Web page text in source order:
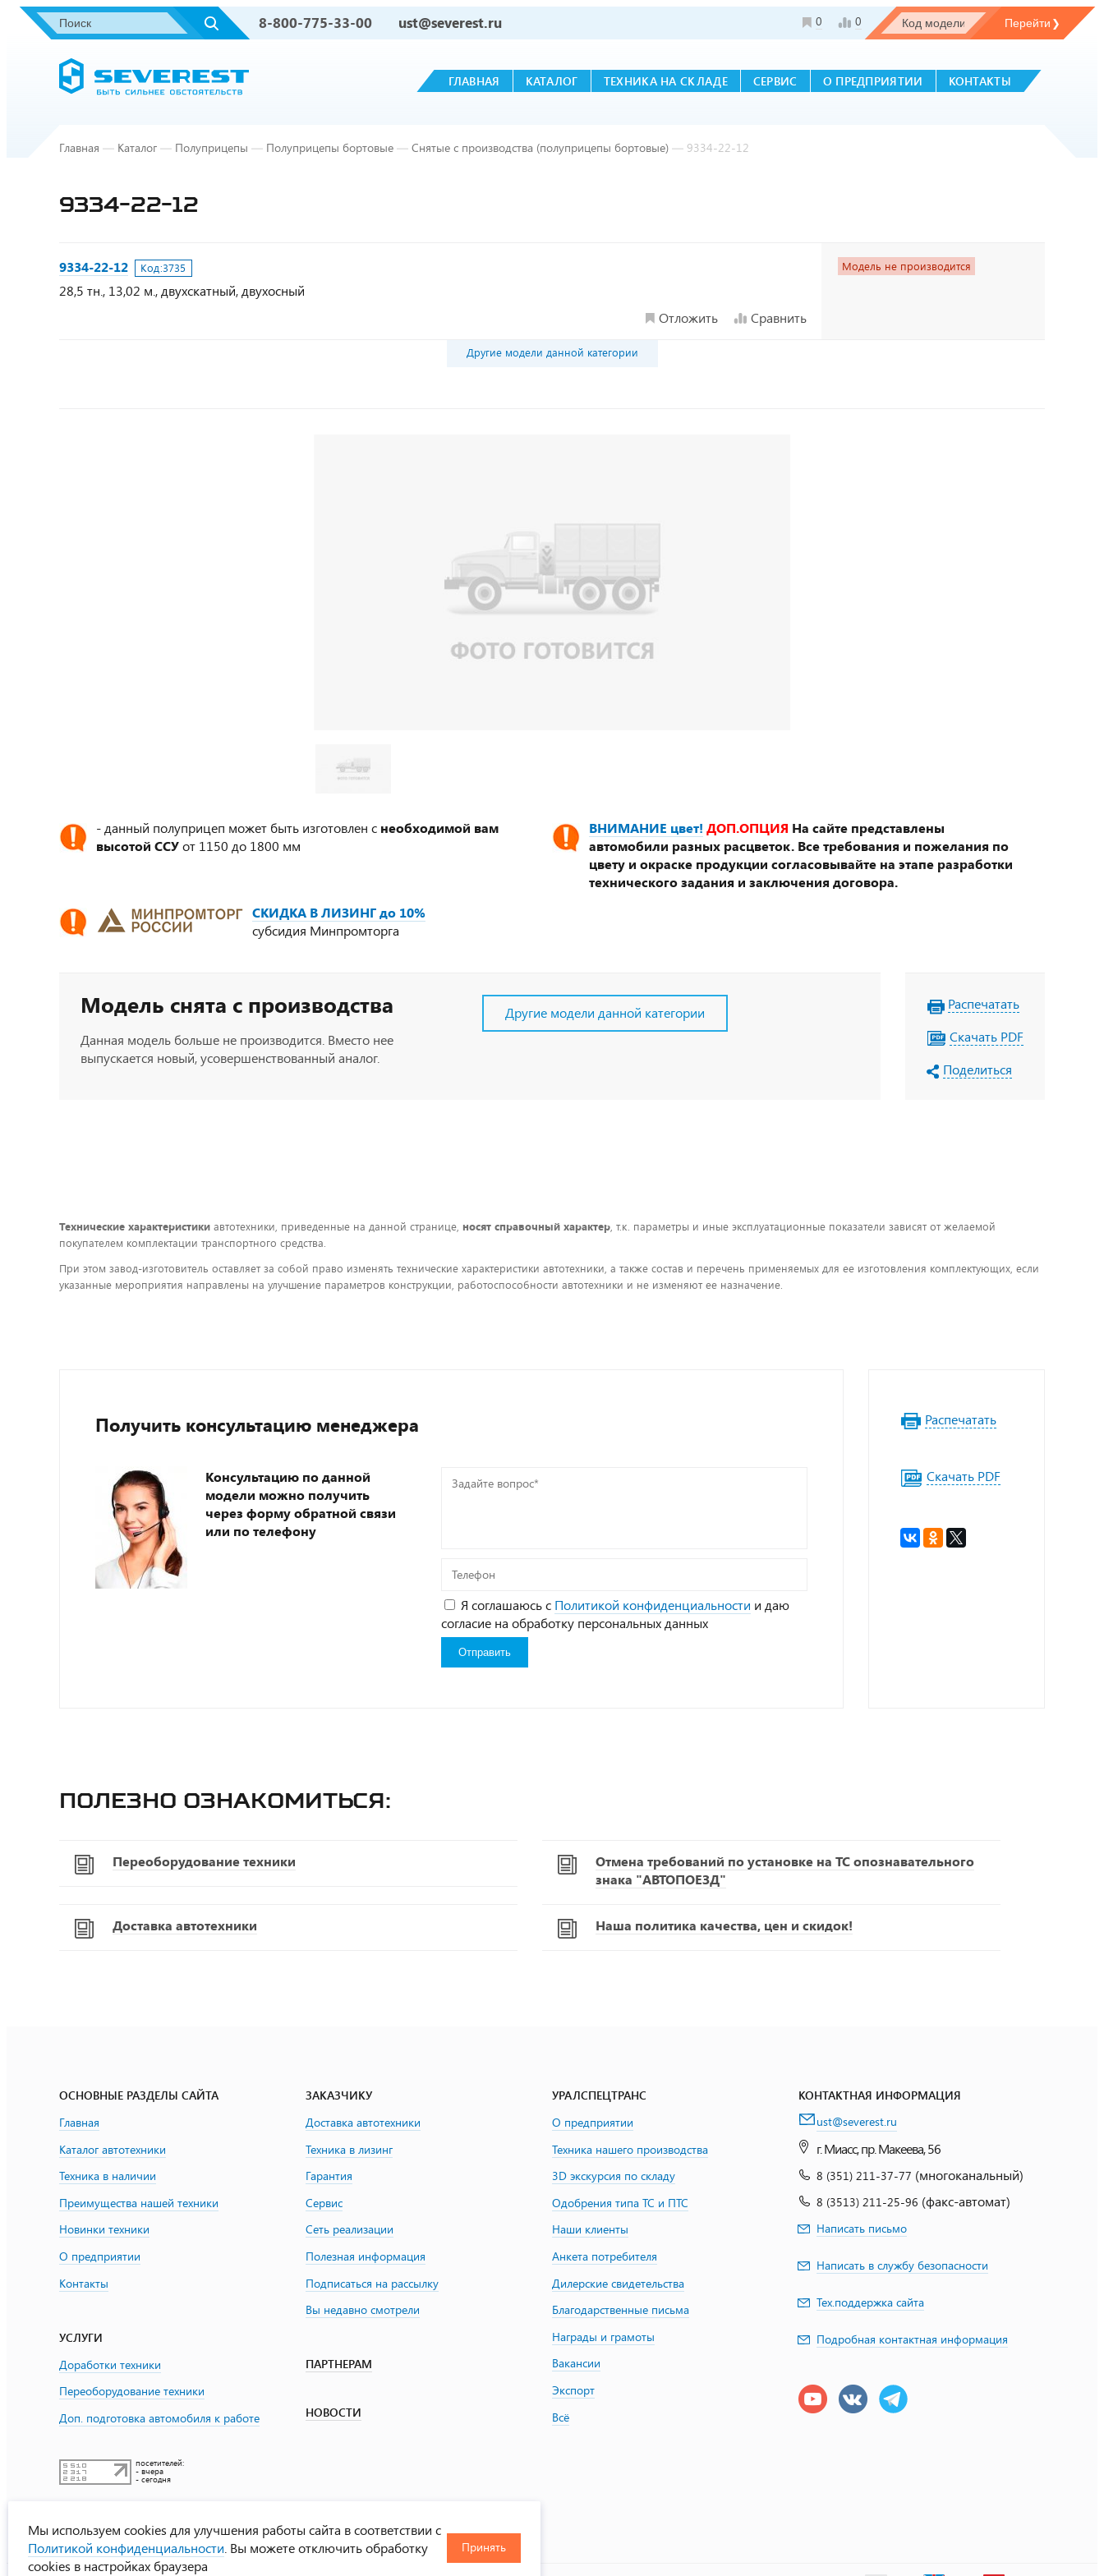
8-800-775-33-00 ust@severest.ru 0 0
ГЛАВНАЯ КАТАЛОГ ТЕХНИКА НА СКЛАДЕ СЕРВИС О ПРЕДПРИЯТИИ КОНТАКТЫ
Главная — Каталог — Полуприцепы — Полуприцепы бортовые — Снятые с производства (полуприцепы бортовые) — 9334-22-12
9334-22-12
9334-22-12 Код:3735
28,5 тн., 13,02 м., двухскатный, двухосный
Отложить
Сравнить
Модель не производится
Другие модели данной категории
- данный полуприцеп может быть изготовлен с необходимой вам
высотой ССУот 1150 до 1800 мм
ВНИМАНИЕ цвет! ДОП.ОПЦИЯ На сайте представлены
автомобили разных расцветок. Все требования и пожелания по
цвету и окраске продукции согласовывайте на этапе разработки
технического задания и заключения договора.
СКИДКА В ЛИЗИНГ до 10%
субсидия Минпромторга
Модель снята с производства
Данная модель больше не производится. Вместо нее
выпускается новый, усовершенствованный аналог.
Другие модели данной категории
Распечатать
Скачать PDF
Поделиться
Технические характеристики автотехники, приведенные на данной странице, носят справочный характер, т.к. параметры и иные эксплуатационные показатели зависят от желаемой
покупателем комплектации транспортного средства.
При этом завод-изготовитель оставляет за собой право изменять технические характеристики автотехники, а также состав и перечень применяемых для ее изготовления комплектующих, если
указанные мероприятия направлены на улучшение параметров конструкции, работоспособности автотехники и не изменяют ее назначение.
Получить консультацию менеджера
Консультацию по данной
модели можно получить
через форму обратной связи
или по телефону
Задайте
Телефон
Я соглашаюсь с Политикой конфиденциальности и даю
согласие на обработку персональных данных
Распечатать
Скачать PDF
Полезно ознакомиться:
Переоборудование техники
Отмена требований по установке на ТС опознавательного
знака "АВТОПОЕЗД"
Доставка автотехники Наша политика качества, цен и скидок!
ОСНОВНЫЕ РАЗДЕЛЫ САЙТА
Главная
Каталог автотехники
Техника в наличии
Преимущества нашей техники
Новинки техники
О предприятии
Контакты
УСЛУГИ
Доработки техники
Переоборудование техники
Доп. подготовка автомобиля к работе
посетителей:
- вчера
- сегодня
ЗАКАЗЧИКУ
Доставка автотехники
Техника в лизинг
Гарантия
Сервис
Сеть реализации
Полезная информация
Подписаться на рассылку
Вы недавно смотрели
ПАРТНЕРАМ
НОВОСТИ
УРАЛСПЕЦТРАНС
О предприятии
Техника нашего производства
3D экскурсия по складу
Одобрения типа ТС и ПТС
Наши клиенты
Анкета потребителя
Дилерские свидетельства
Благодарственные письма
Награды и грамоты
Вакансии
Экспорт
Всё
КОНТАКТНАЯ ИНФОРМАЦИЯ
ust@severest.ru
г. Миасс, пр. Макеева, 56
8 (351) 211-37-77 (многоканальный)
8 (3513) 211-25-96 (факс-автомат)
Написать письмо
Написать в службу безопасности
Тех.поддержка сайта
Подробная контактная информация
Мы используем cookies для улучшения работы сайта в соответствии с
Политикой конфиденциальности . Вы можете отключить обработку
cookies в настройках браузера
Принять